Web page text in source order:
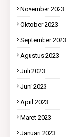
November 2023
Oktober 2023
September 2023
Agustus 2023
Juli 2023
Juni 2023
April 2023
Maret 2023
Januari 2023